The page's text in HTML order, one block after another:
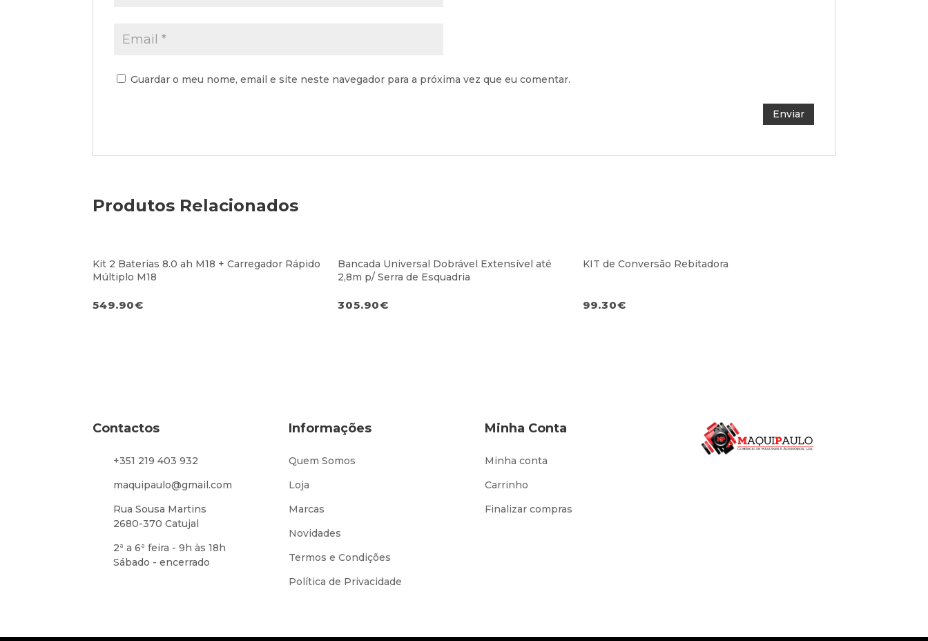
Guardar o meu nome, email e site neste navegador para a próxima vez que eu comentar.
Produtos Relacionados
Kit 2 Baterias 8.0 ah M18 + Carregador Rápido
Múltiplo M18
549.90€
Bancada Universal Dobrável Extensível até
2,8m p/ Serra de Esquadria
305.90€
KIT de Conversão Rebitadora
99.30€
Contactos
+351 219 403 932
maquipaulo@gmail.com
Rua Sousa Martins
2680-370 Catujal
2ª a 6ª feira - 9h às 18h
Sábado - encerrado
Informações
Quem Somos
Loja
Marcas
Novidades
Termos e Condições
Política de Privacidade
Minha Conta
Minha conta
Carrinho
Finalizar compras